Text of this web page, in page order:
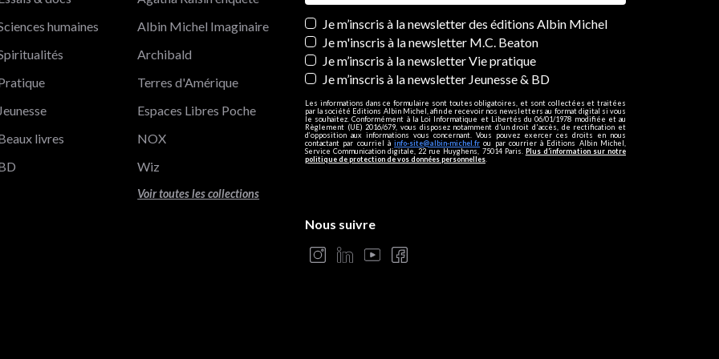
de confidentialité, en garantissant la conformité avec les réglementations. Personnalisez vos préférences pour
Newsletters
Je m’inscris à la newsletter des éditions Albin Michel
Je m'inscris à la newsletter M.C. Beaton
Je m’inscris à la newsletter Vie pratique
Je m’inscris à la newsletter Jeunesse & BD
Les informations dans ce formulaire sont toutes obligatoires, et sont collectées et traitées
par la société Editions Albin Michel, afin de recevoir nos newsletters au format digital si vous
le souhaitez. Conformément à la Loi Informatique et Libertés du 06/01/1978 modifiée et au
Règlement (UE) 2016/679, vous disposez notamment d'un droit d'accès, de rectification et
d’opposition aux informations vous concernant. Vous pouvez exercer ces droits en nous
contactant par courriel àinfo-site@albin-michel.fr ou par courrier à Editions Albin Michel,
Service Communication digitale, 22 rue Huyghens, 75014 Paris. Plus d’information sur notre
politique de protection de vos données personnelles
humaines
Jeunesse
livres
Albin Michel Imaginaire
Archibald
Terres d'Amérique
Espaces Libres Poche
NOX
Wiz
Voir toutes les collections
Nous suivre